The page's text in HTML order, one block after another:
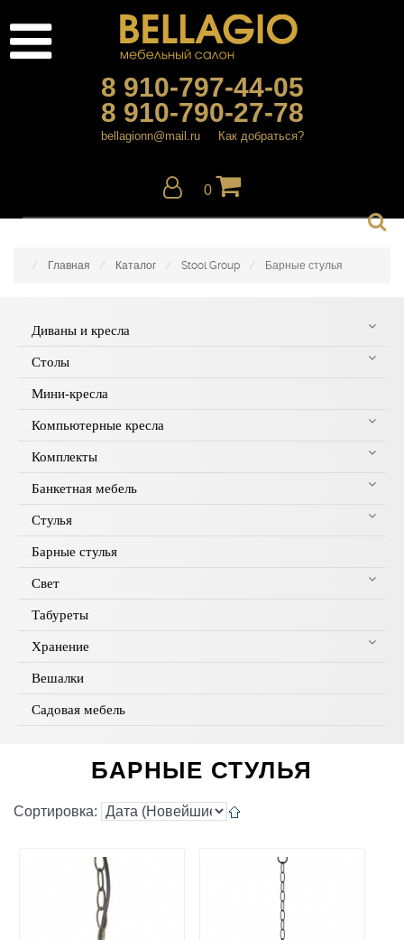
8 910-797-44-05
8 910-790-27-78
bellagionn@mail.ru Как добраться?
0
Главная Каталог Stool Group Барные стулья
Диваны и кресла
Столы
Мини-кресла
Компьютерные кресла
Комплекты
Банкетная мебель
Стулья
Барные стулья
Свет
Табуреты
Хранение
Вешалки
Садовая мебель
БАРНЫЕ СТУЛЬЯ
Сортировка: